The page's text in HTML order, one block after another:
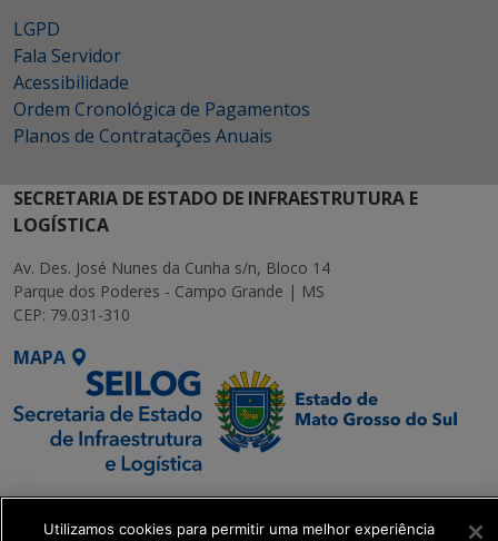
LGPD
Fala Servidor
Acessibilidade
Ordem Cronológica de Pagamentos
Planos de Contratações Anuais
SECRETARIA DE ESTADO DE INFRAESTRUTURA E
LOGÍSTICA
Av. Des. José Nunes da Cunha s/n, Bloco 14
Parque dos Poderes - Campo Grande | MS
CEP: 79.031-310
MAPA
SETDIG | Secretaria-
Executiva de
Utilizamos cookies para permitir uma melhor experiência